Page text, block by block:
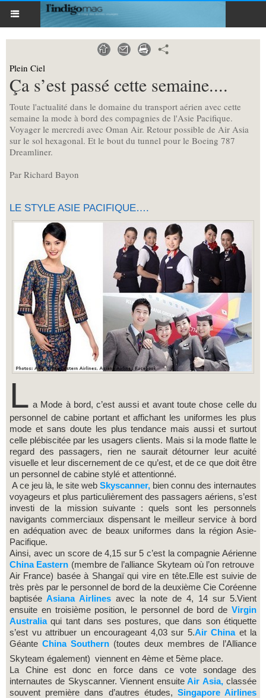
Plein Ciel
Ça s’est passé cette semaine....
Toute l'actualité dans le domaine du transport aérien avec cette
semaine la mode à bord des compagnies de l'Asie Pacifique.
Voyager le mercredi avec Oman Air. Retour possible de Air Asia
sur le sol hexagonal. Et le bout du tunnel pour le Boeing 787
Dreamliner.
Par Richard Bayon
LE STYLE ASIE PACIFIQUE….
L a Mode à bord, c’est aussi et avant toute chose celle du
personnel de cabine portant et affichant les uniformes les plus
mode et sans doute les plus tendance mais aussi et surtout
celle plébiscitée par les usagers clients. Mais si la mode flatte le
regard des passagers, rien ne saurait détourner leur acuité
visuelle et leur discernement de ce qu’est, et de ce que doit être
un personnel de cabine stylé et attentionné.
A ce jeu là, le site web Skyscanner, bien connu des internautes
voyageurs et plus particulièrement des passagers aériens, s’est
investi de la mission suivante : quels sont les personnels
navigants commerciaux dispensant le meilleur service à bord
en adéquation avec de beaux uniformes dans la région Asie-
Pacifique.
Ainsi, avec un score de 4,15 sur 5 c’est la compagnie Aérienne
China Eastern (membre de l’alliance Skyteam où l’on retrouve
Air France) basée à Shangaï qui vire en tête.Elle est suivie de
très près par le personnel de bord de la deuxième Cie Coréenne
baptisée Asiana Airlines avec la note de 4, 14 sur 5.Vient
ensuite en troisième position, le personnel de bord de Virgin
Australiaqui tant dans ses postures, que dans son étiquette
s’est vu attribuer un encourageant 4,03 sur 5.Air Chinaet la
Géante China Southern (toutes deux membres de l’Alliance
Skyteam également) viennent en 4ème et 5ème place.
La Chine est donc en force dans ce vote sondage des
internautes de Skyscanner. Viennent ensuite Air Asia,classée
souvent première dans d’autres études, Singapore Airlines